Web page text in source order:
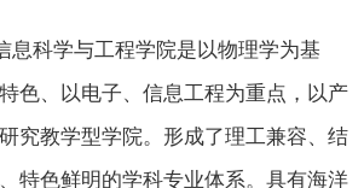
息科学与工程学院是以物理学为基
色、以电子、信息工程为重点，以产
究教学型学院。形成了理工兼容、结
特色鲜明的学科专业体系。具有海洋